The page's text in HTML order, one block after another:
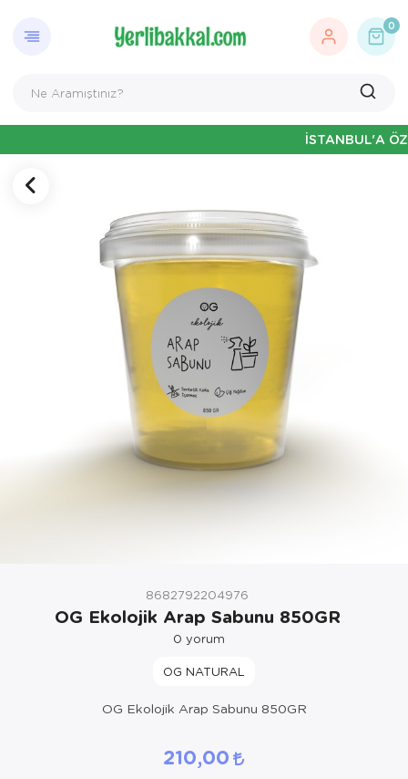
0
İSTANBUL'A ÖZEL
8682792204976
OG Ekolojik Arap Sabunu 850GR
0 yorum
OG NATURAL
OG Ekolojik Arap Sabunu 850GR
210,00